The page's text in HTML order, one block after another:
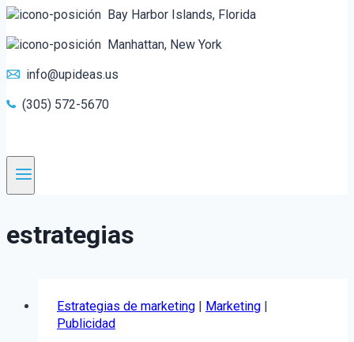
Bay Harbor Islands, Florida
Manhattan, New York
info@upideas.us
(305) 572-5670
estrategias
Estrategias de marketing | Marketing |
Publicidad